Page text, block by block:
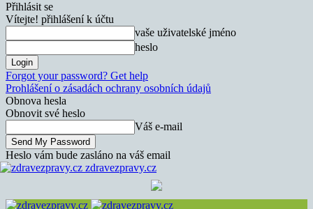
Přihlásit se
Vítejte! přihlášení k účtu
vaše uživatelské jméno
heslo
Forgot your password? Get help
Prohlášení o zásadách ochrany osobních údajů
Obnova hesla
Obnovit své heslo
Váš e-mail
Heslo vám bude zasláno na váš email
zdravezpravy.cz